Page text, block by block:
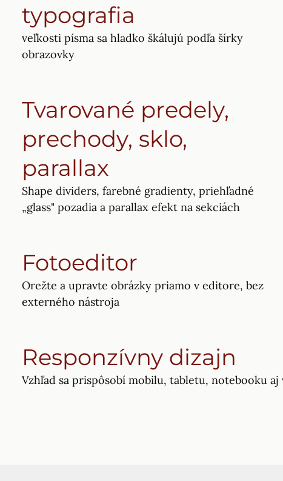
typografia
veľkosti písma sa hladko škálujú podľa šírky
obrazovky
Tvarované predely,
prechody, sklo,
parallax
Shape dividers, farebné gradienty, priehľadné
„glass" pozadia a parallax efekt na sekciách
Fotoeditor
Orežte a upravte obrázky priamo v editore, bez
externého nástroja
Responzívny dizajn
Vzhľad sa prispôsobí mobilu, tabletu, notebooku